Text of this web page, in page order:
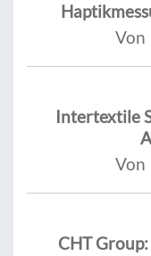
Von
Intertextile
Von
CHT